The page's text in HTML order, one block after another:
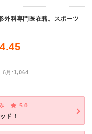
科専門医在籍。スポーツ
4.45
月:1,064
5.0
ド！